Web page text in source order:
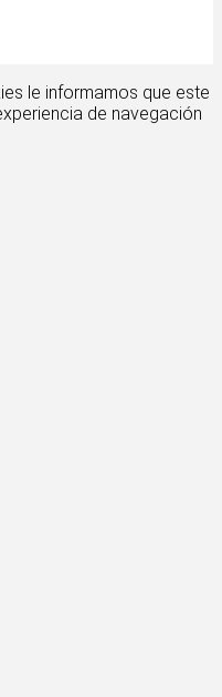
le informamos que este
de navegación